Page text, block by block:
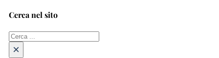
Cerca nel sito
Cerca
×